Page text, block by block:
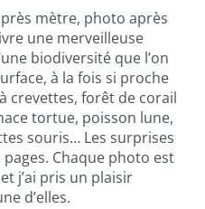
mètre, photo après
une merveilleuse
biodiversité que l’on
à la fois si proche
crevettes, forêt de corail
tortue, poisson lune,
souris… Les surprises
Chaque photo est
j’ai pris un plaisir
d’elles.